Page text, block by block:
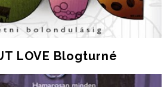
LOVE Blogturné